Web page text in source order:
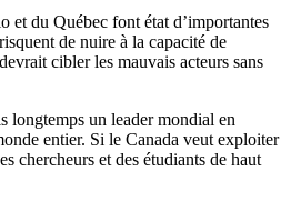
et du Québec font état d’importantes
de nuire à la capacité de
cibler les mauvais acteurs sans
longtemps un leader mondial en
entier. Si le Canada veut exploiter
chercheurs et des étudiants de haut